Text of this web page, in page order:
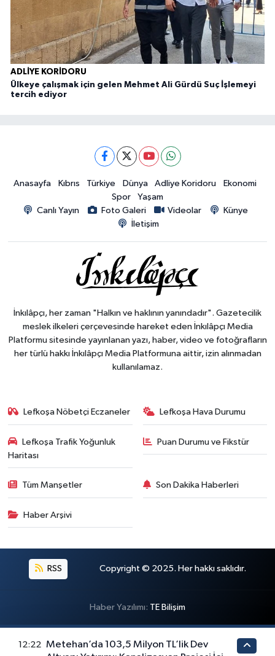
ADLIYE KORIDORU
Ülkeye çalışmak için gelen Mehmet Ali Gürdü Suç İşlemeyi
tercih ediyor
Anasayfa Kıbrıs Türkiye Dünya Adliye Koridoru
Ekonomi
Spor
Yaşam
Canlı Yayın
Foto Galeri Videolar
Künye
İletişim
İnkılâpçı, her zaman "Halkın ve haklının yanındadır". Gazetecilik
meslek ilkeleri çerçevesinde hareket eden İnkılâpçı Media
Platformu sitesinde yayınlanan yazı, haber, video ve fotoğrafların
her türlü hakkı İnkılâpçı Media Platformuna aittir, izin alınmadan
kullanılamaz.
Lefkoşa Nöbetçi Eczaneler Lefkoşa Hava Durumu
Lefkoşa Trafik Yoğunluk
Haritası
Puan Durumu ve Fikstür
Tüm Manşetler Son Dakika Haberleri
Haber Arşivi
RSS Copyright © 2025. Her hakkı saklıdır.
Haber Yazılımı: TE Bilişim
12:22 Metehan’da 103,5 Milyon TL’lik Dev